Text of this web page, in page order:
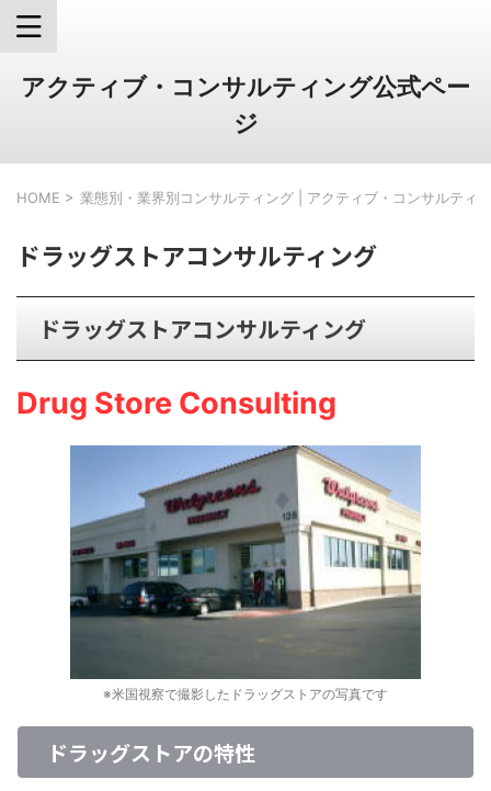
アクティブ・コンサルティング公式ペー
ジ
HOME > 業態別・業界別コンサルティング | アクティブ・コンサルティ
ドラッグストアコンサルティング
ドラッグストアコンサルティング
Drug Store Consulting
※米国視察で撮影したドラッグストアの写真です
ドラッグストアの特性